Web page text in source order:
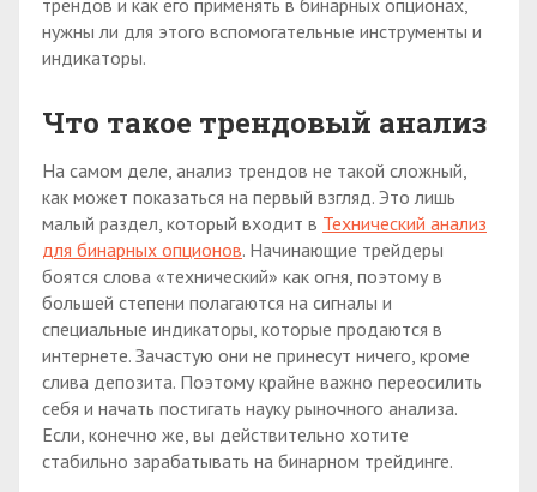
нужны ли для этого вспомогательные инструменты и
индикаторы.
Что такое трендовый анализ
На самом деле, анализ трендов не такой сложный,
как может показаться на первый взгляд. Это лишь
малый раздел, который входит в Технический анализ
для бинарных опционов. Начинающие трейдеры
боятся слова «технический» как огня, поэтому в
большей степени полагаются на сигналы и
специальные индикаторы, которые продаются в
интернете. Зачастую они не принесут ничего, кроме
слива депозита. Поэтому крайне важно переосилить
себя и начать постигать науку рыночного анализа.
Если, конечно же, вы действительно хотите
стабильно зарабатывать на бинарном трейдинге.